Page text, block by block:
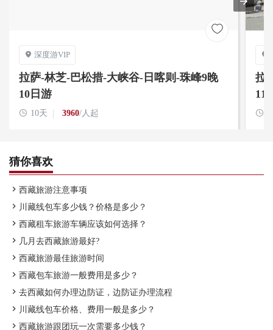

 深度游VIP
拉萨-林芝-巴松措-大峡谷-日喀则-珠峰9晚
10日游
 10天 3960/人起

拉
11

猜你喜欢
 西藏旅游注意事项
 川藏线包车多少钱？价格是多少？
 西藏租车旅游车辆应该如何选择？
 几月去西藏旅游最好?
 西藏旅游最佳旅游时间
 西藏包车旅游一般费用是多少？
 去西藏如何办理边防证，边防证办理流程
 川藏线包车价格、费用一般是多少？
 西藏旅游跟团玩一次需要多少钱？